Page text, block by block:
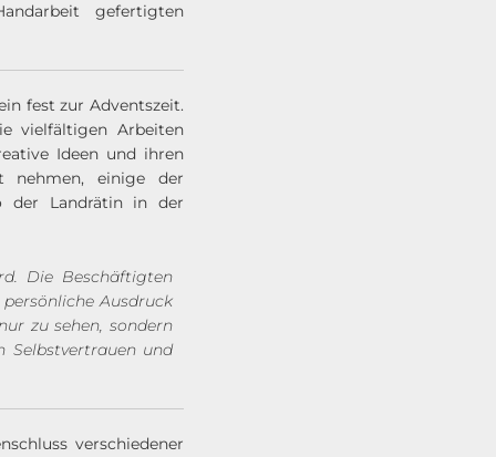
gefertigten
fest zur Adventszeit.
vielfältigen Arbeiten
Ideen und ihren
nehmen, einige der
der Landrätin in der
Die Beschäftigten
Ausdruck
zu sehen, sondern
Selbstvertrauen und
verschiedener